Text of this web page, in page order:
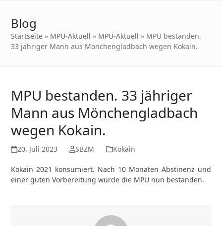
Blog
Startseite » MPU-Aktuell » MPU-Aktuell » MPU bestanden.
33 jähriger Mann aus Mönchengladbach wegen Kokain.
MPU bestanden. 33 jähriger
Mann aus Mönchengladbach
wegen Kokain.
20. Juli 2023 SBZM Kokain
Kokain 2021 konsumiert. Nach 10 Monaten Abstinenz und
einer guten Vorbereitung wurde die MPU nun bestanden.